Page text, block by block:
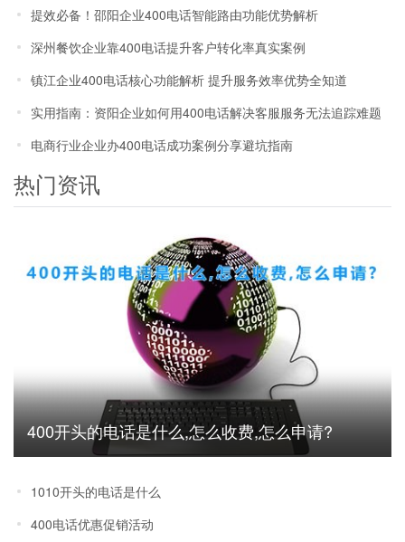
管理政策解读
提效必备！邵阳企业400电话智能路由功能优势解析
深州餐饮企业靠400电话提升客户转化率真实案例
镇江企业400电话核心功能解析 提升服务效率优势全知道
实用指南：资阳企业如何用400电话解决客服服务无法追踪难题
电商行业企业办400电话成功案例分享避坑指南
热门资讯
400开头的电话是什么,怎么收费,怎么申请?
1010开头的电话是什么
400电话优惠促销活动